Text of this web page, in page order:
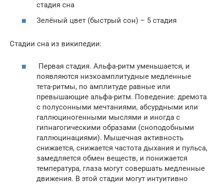
стадия сна
Зелёный цвет (быстрый сон) – 5 стадия
Стадии сна из википедии:
Первая стадия. Альфа-ритм уменьшается, и
появляются низкоамплитудные медленные
тета-ритмы, по амплитуде равные или
превышающие альфа-ритм. Поведение: дремота
с полусонными мечтаниями, абсурдными или
галлюциногенными мыслями и иногда с
гипнагогическими образами (сноподобными
галлюцинациями). Мышечная активность
снижается, снижается частота дыхания и пульса,
замедляется обмен веществ, и понижается
температура, глаза могут совершать медленные
движения. В этой стадии могут интуитивно